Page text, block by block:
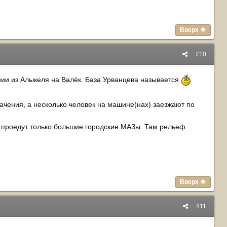
Вверх
#10
из Алыкеля на Валёк. База Урванцева называется
а несколько человек на машине(нах) заезжают по
проедут только большие городские МАЗы. Там рельеф
Вверх
#11